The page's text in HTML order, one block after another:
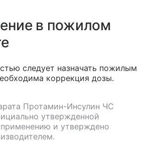
в пожилом
следует назначать пожилым
коррекция дозы.
Протамин-Инсулин ЧС
утвержденной
и утверждено